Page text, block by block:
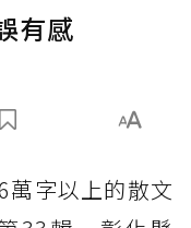
有感
萬字以上的散文